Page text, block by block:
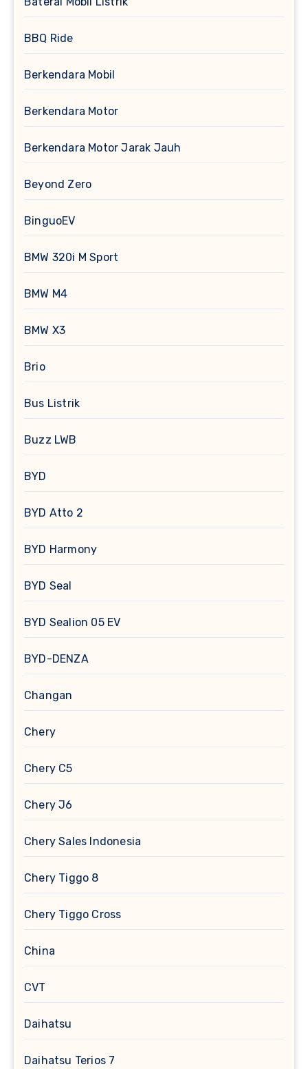
BBQ Ride
Berkendara Mobil
Berkendara Motor
Berkendara Motor Jarak Jauh
Beyond Zero
BinguoEV
BMW 320i M Sport
BMW M4
BMW X3
Brio
Bus Listrik
Buzz LWB
BYD
BYD Atto 2
BYD Harmony
BYD Seal
BYD Sealion 05 EV
BYD-DENZA
Changan
Chery
Chery C5
Chery J6
Chery Sales Indonesia
Chery Tiggo 8
Chery Tiggo Cross
China
CVT
Daihatsu
Daihatsu Terios 7